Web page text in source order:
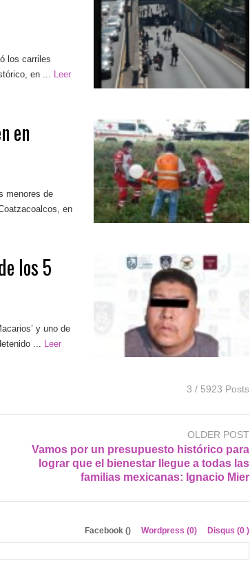
los carriles
en ...
Leer
en
menores de
en
los 5
y uno de
...
Leer
3 / 5923 Posts
OLDER POST
Vamos por un presupuesto histórico para
lograr que el bienestar llegue a todas las
familias mexicanas: Ignacio Mier
Facebook () Wordpress (0) Disqus (0 )